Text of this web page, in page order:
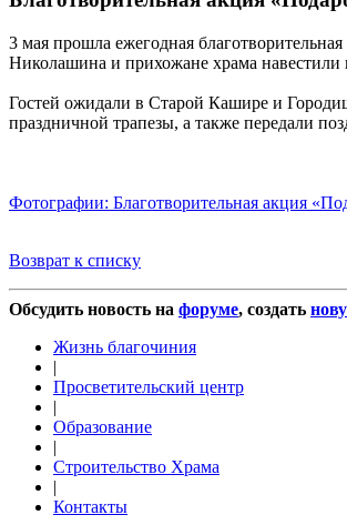
3 мая прошла ежегодная
Николашина и прихожане храма
Гостей ожидали в Старой Кашире и
праздничной трапезы, а также передали
Фотографии: Благотворительная акция
Возврат к списку
Обсудить новость на форуме, создать
Жизнь благочиния
|
Просветительский центр
|
Образование
|
Строительство Храма
|
Контакты